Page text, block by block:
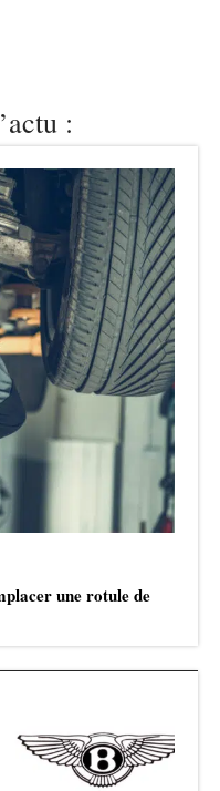
:
une rotule de